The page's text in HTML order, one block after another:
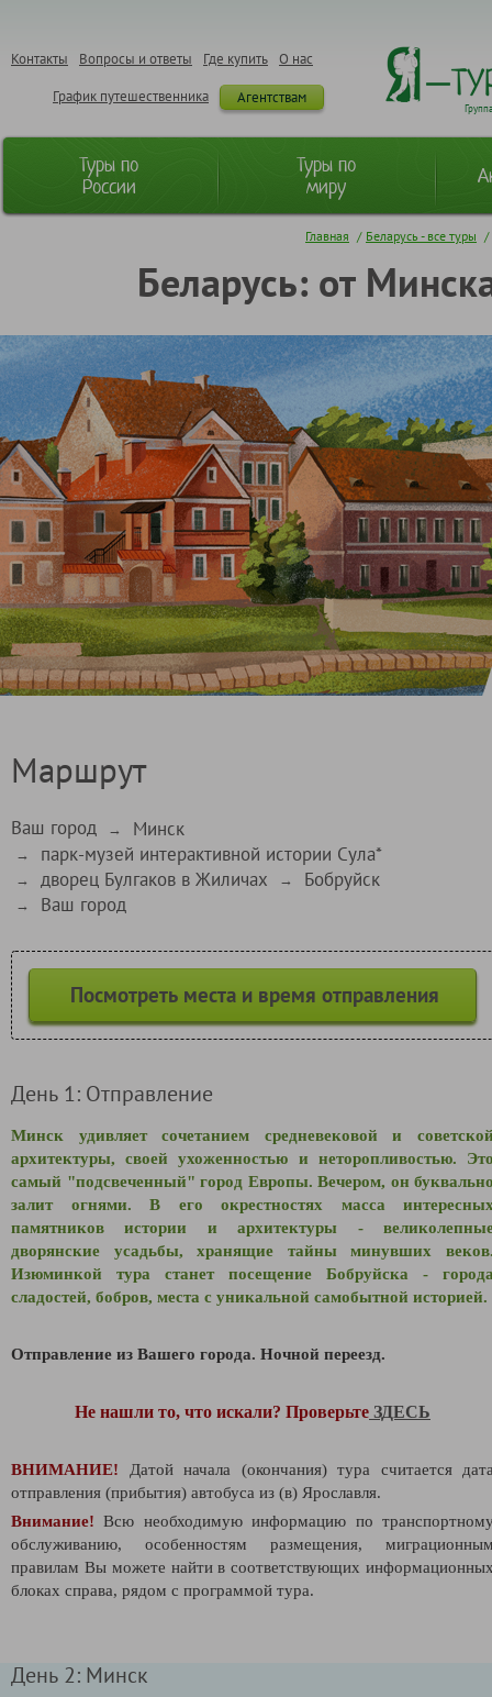
О нас
Где купить
Вопросы и ответы
Контакты
Агентствам
График путешественника
Туры по
России
Туры по
миру
Главная / Беларусь - все туры /
Беларусь: от
Маршрут
Ваш город → Минск
→ парк-музей интерактивной истории Сула*
→ дворец Булгаков в Жиличах → Бобруйск
→ Ваш город
Посмотреть места и время отправления
День 1: Отправление
Минск удивляет сочетанием средневековой и
архитектуры, своей ухоженностью и неторопливостью.
самый "подсвеченный" город Европы. Вечером, он
залит огнями. В его окрестностях масса
памятников истории и архитектуры -
дворянские усадьбы, хранящие тайны минувших
Изюминкой тура станет посещение Бобруйска -
сладостей, бобров, места с уникальной самобытной историей.
Отправление из Вашего города. Ночной переезд.
Не нашли то, что искали? Проверьте ЗДЕСЬ
ВНИМАНИЕ! Датой начала (окончания) тура считается
отправления (прибытия) автобуса из (в) Ярославля.
Внимание! Всю необходимую информацию по
обслуживанию, особенностям размещения,
правилам Вы можете найти в соответствующих
блоках справа, рядом с программой тура.
День 2: Минск